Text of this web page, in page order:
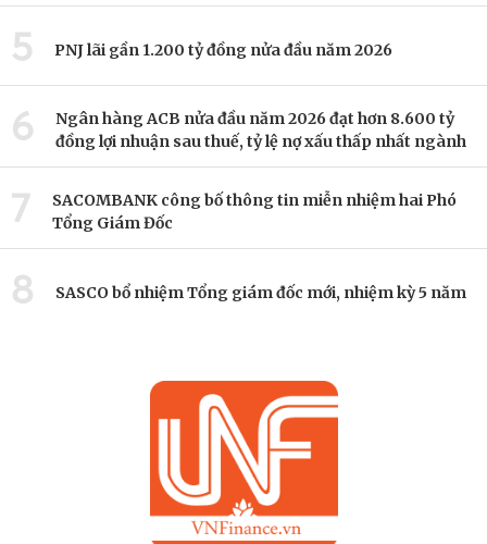
5 PNJ lãi gần 1.200 tỷ đồng nửa đầu năm 2026
6
Ngân hàng ACB nửa đầu năm 2026 đạt hơn 8.600 tỷ
đồng lợi nhuận sau thuế, tỷ lệ nợ xấu thấp nhất ngành
7
SACOMBANK công bố thông tin miễn nhiệm hai Phó
Tổng Giám Đốc
8 SASCO bổ nhiệm Tổng giám đốc mới, nhiệm kỳ 5 năm